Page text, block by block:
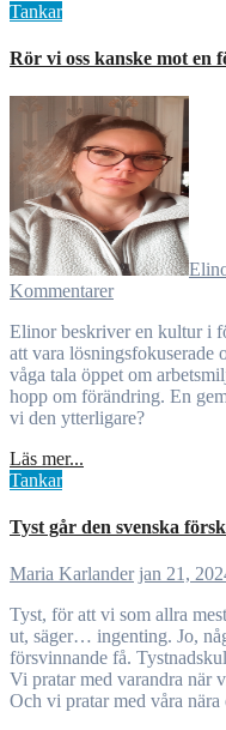
Tankar
Rör vi oss kanske mot en
Kommentarer
Elinor beskriver en kultur i förskolan där personal länge känt press
att vara
våga tala öppet om
hopp om förändring. En
vi den ytterligare?
Läs mer...
Tankar
Tyst går den svenska
Maria Karlander jan 21,
Tyst, för att vi som allra mest vet om hur den dystra verkligheten ser
ut, säger… ingenting. Jo,
försvinnande få.
Vi pratar med varandra när
Och vi pratar med våra nära